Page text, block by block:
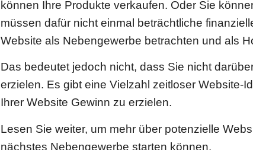
können Ihre Produkte verkaufen. Oder Sie
müssen dafür nicht einmal beträchtliche
Website als Nebengewerbe betrachten und als
Das bedeutet jedoch nicht, dass Sie nicht
erzielen. Es gibt eine Vielzahl zeitloser Website-
Ihrer Website Gewinn zu erzielen.
Lesen Sie weiter, um mehr über potenzielle
nächstes Nebengewerbe starten können.